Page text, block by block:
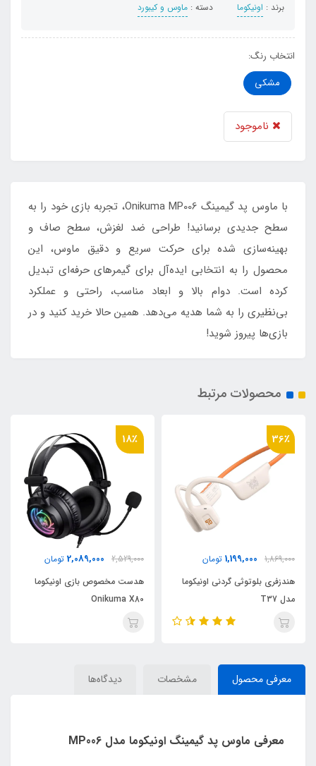
برند : اونیکوما دسته : ماوس و کیبورد
انتخاب رنگ:
مشکی
ناموجود
با ماوس پد گیمینگ Onikuma MP006، تجربه بازی خود را به
سطح جدیدی برسانید! طراحی ضد لغزش، سطح صاف و
بهینه‌سازی شده برای حرکت سریع و دقیق ماوس، این
محصول را به انتخابی ایده‌آل برای گیمرهای حرفه‌ای تبدیل
کرده است. دوام بالا و ابعاد مناسب، راحتی و عملکرد
بی‌نظیری را به شما هدیه می‌دهد. همین حالا خرید کنید و در
بازی‌ها پیروز شوید!
محصولات مرتبط
36٪
1,869,000
1,199,000 تومان
هندزفری بلوتوثی گردنی اونیکوما
مدل T37
18٪
2,529,000
2,089,000 تومان
هدست مخصوص بازی اونیکوما
Onikuma X80
معرفی محصول مشخصات دیدگاه‌ها
معرفی ماوس پد گیمینگ اونیکوما مدل MP006